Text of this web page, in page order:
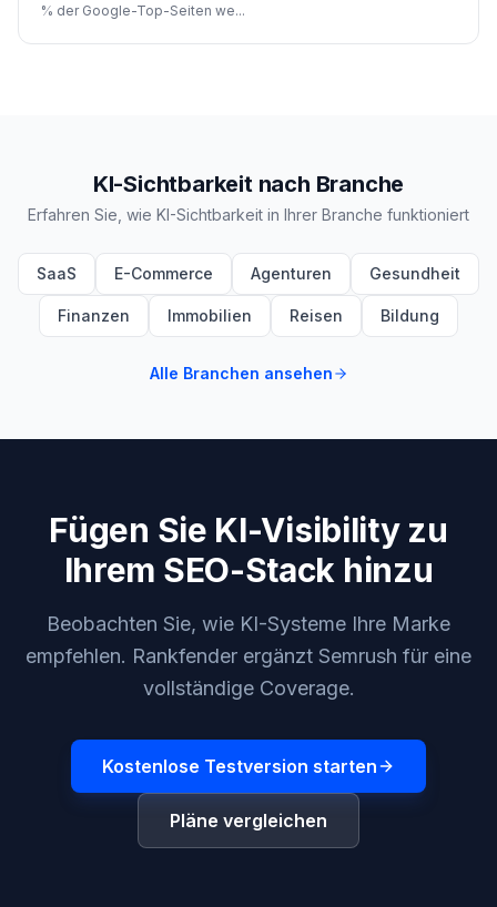
% der Google-Top-Seiten we...
KI-Sichtbarkeit nach Branche
Erfahren Sie, wie KI-Sichtbarkeit in Ihrer Branche funktioniert
SaaS E-Commerce Agenturen Gesundheit
Finanzen Immobilien Reisen Bildung
Alle Branchen ansehen
Fügen Sie KI-Visibility zu
Ihrem SEO-Stack hinzu
Beobachten Sie, wie KI-Systeme Ihre Marke
empfehlen. Rankfender ergänzt Semrush für eine
vollständige Coverage.
Kostenlose Testversion starten
Pläne vergleichen